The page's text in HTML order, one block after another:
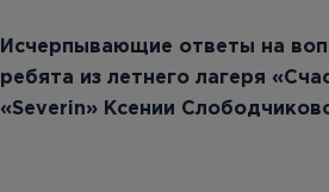
Исчерпывающие ответы на
ребята из летнего лагеря
«Severin» Ксении